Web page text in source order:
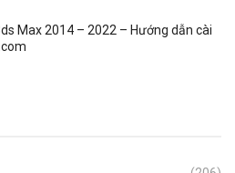
Max 2014 – 2022 – Hướng dẫn cài